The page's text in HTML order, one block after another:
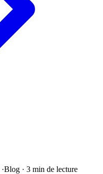
·Blog · 3 min de lecture